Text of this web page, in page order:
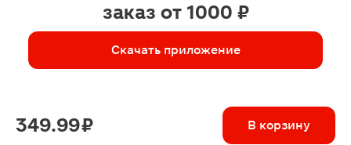
заказ от 1000 ₽
Скачать приложение
349.99 ₽ В корзину